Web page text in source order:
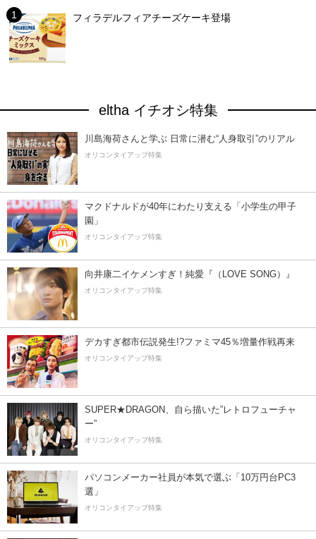
フィラデルフィアチーズケーキ登場
eltha イチオシ特集
川島海荷さんと学ぶ 日常に潜む“人身取引”のリアル
オリコンタイアップ特集
マクドナルドが40年にわたり支える「小学生の甲子
園」
オリコンタイアップ特集
向井康二イケメンすぎ！純愛『（LOVE SONG）』
オリコンタイアップ特集
デカすぎ都市伝説発生!?ファミマ45％増量作戦再来
オリコンタイアップ特集
SUPER★DRAGON、自ら描いた”レトロフューチャ
ー”
オリコンタイアップ特集
パソコンメーカー社員が本気で選ぶ「10万円台PC3
選」
オリコンタイアップ特集